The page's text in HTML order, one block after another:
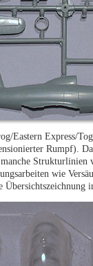
Eastern Express/
Rumpf).
wie